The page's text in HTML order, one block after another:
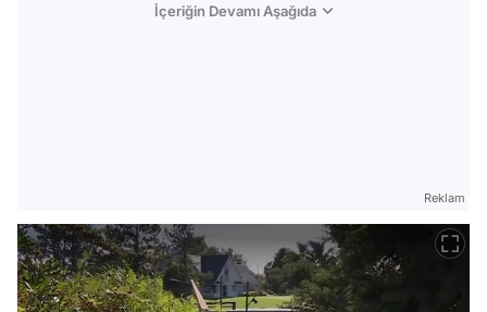
İçeriğin Devamı Aşağıda
Reklam